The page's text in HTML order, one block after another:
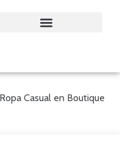
Casual en Boutique